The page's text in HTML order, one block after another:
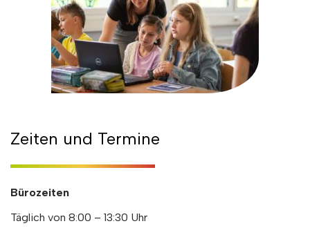
Zeiten und Termine
Bürozeiten
Täglich von 8:00 – 13:30 Uhr